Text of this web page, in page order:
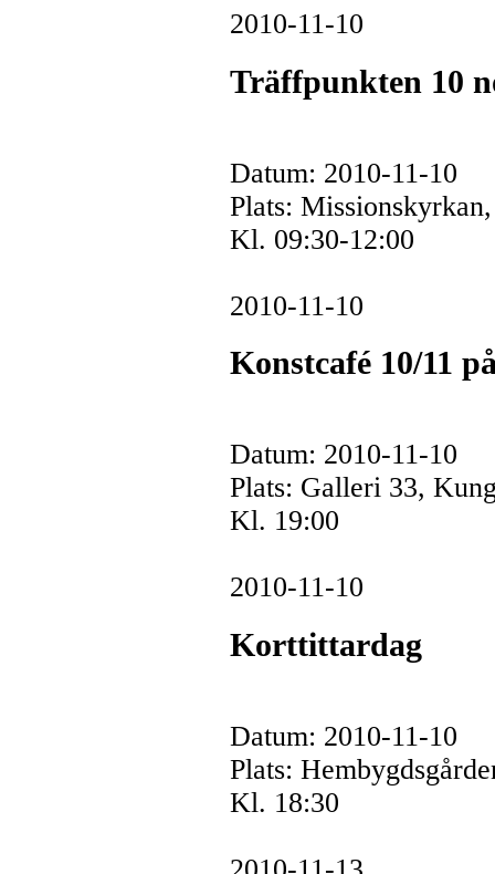
2010-11-10
Träffpunkten 10
Datum: 2010-11-10
Plats:
Kl. 09:30-12:00
2010-11-10
Konstcafé 10/11
Datum: 2010-11-10
Plats: Galleri 33,
Kl. 19:00
2010-11-10
Korttittardag
Datum: 2010-11-10
Plats:
Kl. 18:30